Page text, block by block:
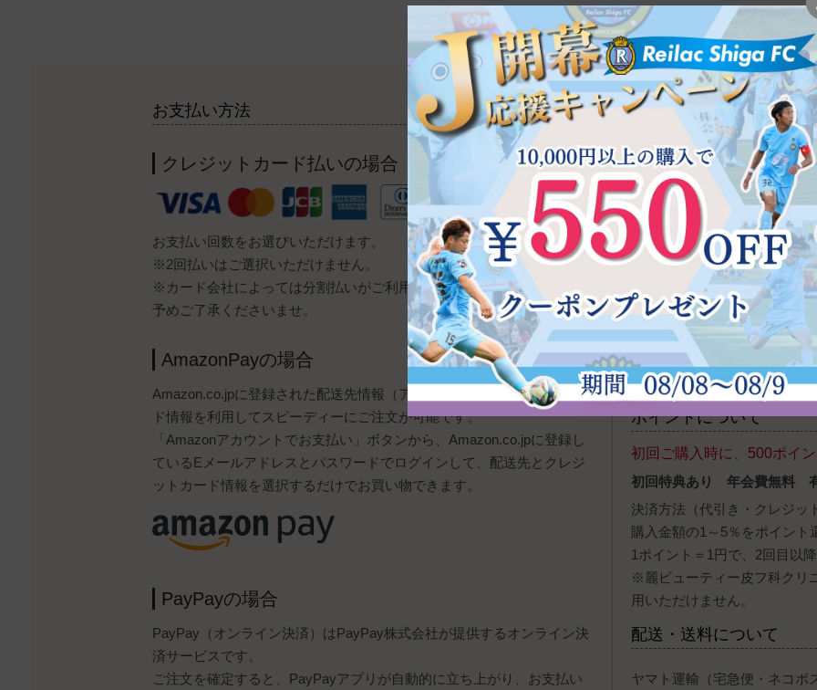
お支払い方法
クレジットカード払いの場合
お支払い回数をお選びいただけます。
※2回払いはご選択いただけません。
※カード会社によっては分割払いがご利用できないこともございます。
予めご了承くださいませ。
AmazonPayの場合
Amazon.co.jpに登録された配送先情報（アドレス帳）やクレジットカー
ド情報を利用してスピーディーにご注文が可能です。
「Amazonアカウントでお支払い」ボタンから、Amazon.co.jpに登録し
ているEメールアドレスとパスワードでログインして、配送先とクレジ
ットカード情報を選択するだけでお買い物できます。
PayPayの場合
PayPay（オンライン決済）はPayPay株式会社が提供するオンライン決
済サービスです。
ご注文を確定すると、PayPayアプリが自動的に立ち上がり、お支払い
ご注文方法
インターネットでの
24時間・365日こちらのサイ
※定休日、営業時間外の発注
す。商品発送は入金確認後と
の場合、お届け希望日に沿
お電話でのご注文
TEL 0120-947-807
[受
ポイントについて
初回ご購入時に、500ポイ
初回特典あり 年会費無料
決済方法（代引き・クレジッ
購入金額の1～5％をポイント
1ポイント＝1円で、2回目以
※麗ビューティー皮フ科クリ
用いただけません。
配送・送料について
ヤマト運輸（宅急便・ネコポ